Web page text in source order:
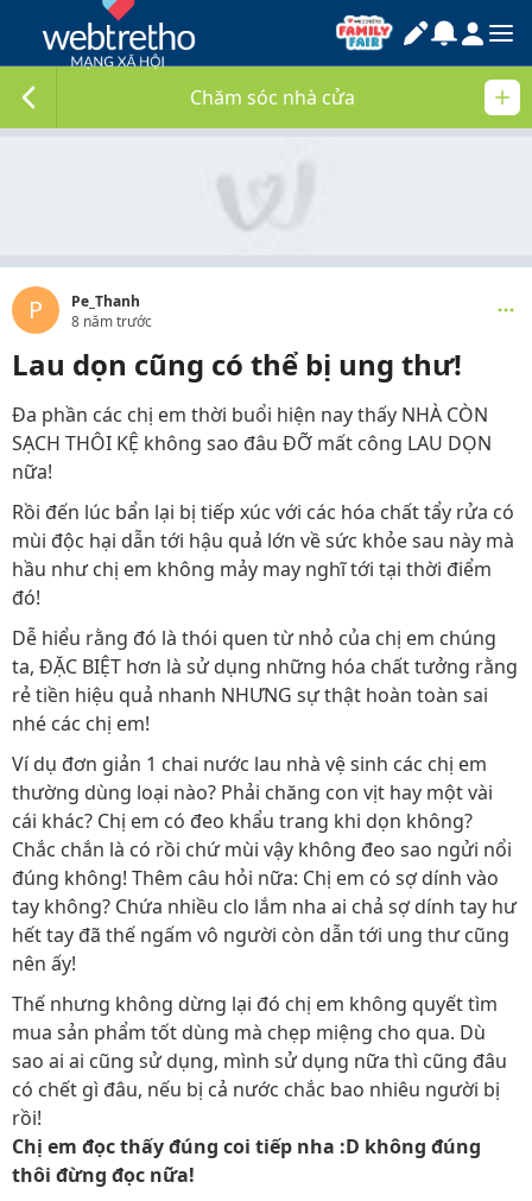
Chăm sóc nhà cửa
P
Pe_Thanh
8 năm trước
Lau dọn cũng có thể bị ung thư!
Đa phần các chị em thời buổi hiện nay thấy NHÀ CÒN
SẠCH THÔI KỆ không sao đâu ĐỠ mất công LAU DỌN
nữa!
Rồi đến lúc bẩn lại bị tiếp xúc với các hóa chất tẩy rửa có
mùi độc hại dẫn tới hậu quả lớn về sức khỏe sau này mà
hầu như chị em không mảy may nghĩ tới tại thời điểm
đó!
Dễ hiểu rằng đó là thói quen từ nhỏ của chị em chúng
ta, ĐẶC BIỆT hơn là sử dụng những hóa chất tưởng rằng
rẻ tiền hiệu quả nhanh NHƯNG sự thật hoàn toàn sai
nhé các chị em!
Ví dụ đơn giản 1 chai nước lau nhà vệ sinh các chị em
thường dùng loại nào? Phải chăng con vịt hay một vài
cái khác? Chị em có đeo khẩu trang khi dọn không?
Chắc chắn là có rồi chứ mùi vậy không đeo sao ngửi nổi
đúng không! Thêm câu hỏi nữa: Chị em có sợ dính vào
tay không? Chứa nhiều clo lắm nha ai chả sợ dính tay hư
hết tay đã thế ngấm vô người còn dẫn tới ung thư cũng
nên ấy!
Thế nhưng không dừng lại đó chị em không quyết tìm
mua sản phẩm tốt dùng mà chẹp miệng cho qua. Dù
sao ai ai cũng sử dụng, mình sử dụng nữa thì cũng đâu
có chết gì đâu, nếu bị cả nước chắc bao nhiêu người bị
rồi!
Chị em đọc thấy đúng coi tiếp nha :D không đúng
thôi đừng đọc nữa!